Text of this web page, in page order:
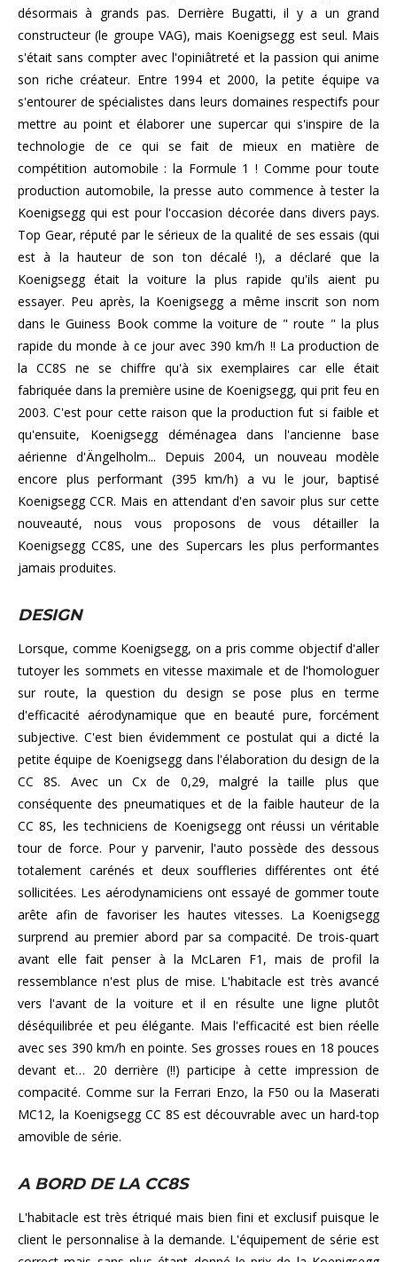
désormais à grands pas. Derrière Bugatti, il y a un grand
constructeur (le groupe VAG), mais Koenigsegg est seul. Mais
s'était sans compter avec l'opiniâtreté et la passion qui anime
son riche créateur. Entre 1994 et 2000, la petite équipe va
s'entourer de spécialistes dans leurs domaines respectifs pour
mettre au point et élaborer une supercar qui s'inspire de la
technologie de ce qui se fait de mieux en matière de
compétition automobile : la Formule 1 ! Comme pour toute
production automobile, la presse auto commence à tester la
Koenigsegg qui est pour l'occasion décorée dans divers pays.
Top Gear, réputé par le sérieux de la qualité de ses essais (qui
est à la hauteur de son ton décalé !), a déclaré que la
Koenigsegg était la voiture la plus rapide qu'ils aient pu
essayer. Peu après, la Koenigsegg a même inscrit son nom
dans le Guiness Book comme la voiture de " route " la plus
rapide du monde à ce jour avec 390 km/h !! La production de
la CC8S ne se chiffre qu'à six exemplaires car elle était
fabriquée dans la première usine de Koenigsegg, qui prit feu en
2003. C'est pour cette raison que la production fut si faible et
qu'ensuite, Koenigsegg déménagea dans l'ancienne base
aérienne d'Ängelholm... Depuis 2004, un nouveau modèle
encore plus performant (395 km/h) a vu le jour, baptisé
Koenigsegg CCR. Mais en attendant d'en savoir plus sur cette
nouveauté, nous vous proposons de vous détailler la
Koenigsegg CC8S, une des Supercars les plus performantes
jamais produites.
DESIGN
Lorsque, comme Koenigsegg, on a pris comme objectif d'aller
tutoyer les sommets en vitesse maximale et de l'homologuer
sur route, la question du design se pose plus en terme
d'efficacité aérodynamique que en beauté pure, forcément
subjective. C'est bien évidemment ce postulat qui a dicté la
petite équipe de Koenigsegg dans l'élaboration du design de la
CC 8S. Avec un Cx de 0,29, malgré la taille plus que
conséquente des pneumatiques et de la faible hauteur de la
CC 8S, les techniciens de Koenigsegg ont réussi un véritable
tour de force. Pour y parvenir, l'auto possède des dessous
totalement carénés et deux souffleries différentes ont été
sollicitées. Les aérodynamiciens ont essayé de gommer toute
arête afin de favoriser les hautes vitesses. La Koenigsegg
surprend au premier abord par sa compacité. De trois-quart
avant elle fait penser à la McLaren F1, mais de profil la
ressemblance n'est plus de mise. L'habitacle est très avancé
vers l'avant de la voiture et il en résulte une ligne plutôt
déséquilibrée et peu élégante. Mais l'efficacité est bien réelle
avec ses 390 km/h en pointe. Ses grosses roues en 18 pouces
devant et… 20 derrière (!!) participe à cette impression de
compacité. Comme sur la Ferrari Enzo, la F50 ou la Maserati
MC12, la Koenigsegg CC 8S est découvrable avec un hard-top
amovible de série.
A BORD DE LA CC8S
L'habitacle est très étriqué mais bien fini et exclusif puisque le
client le personnalise à la demande. L'équipement de série est